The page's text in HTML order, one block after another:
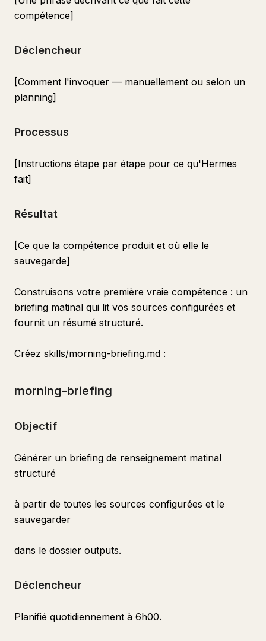
compétence]
Déclencheur
[Comment l'invoquer — manuellement ou selon un
planning]
Processus
[Instructions étape par étape pour ce qu'Hermes
fait]
Résultat
[Ce que la compétence produit et où elle le
sauvegarde]
Construisons votre première vraie compétence : un
briefing matinal qui lit vos sources configurées et
fournit un résumé structuré.
Créez skills/morning-briefing.md :
morning-briefing
Objectif
Générer un briefing de renseignement matinal
structuré
à partir de toutes les sources configurées et le
sauvegarder
dans le dossier outputs.
Déclencheur
Planifié quotidiennement à 6h00.